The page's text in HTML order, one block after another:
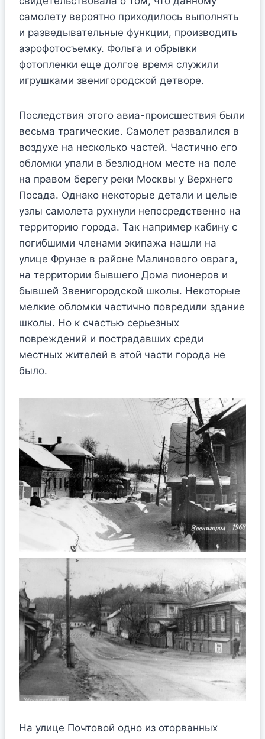
самолету вероятно приходилось выполнять
и разведывательные функции, производить
аэрофотосъемку. Фольга и обрывки
фотопленки еще долгое время служили
игрушками звенигородской детворе.
Последствия этого авиа-происшествия были
весьма трагические. Самолет развалился в
воздухе на несколько частей. Частично его
обломки упали в безлюдном месте на поле
на правом берегу реки Москвы у Верхнего
Посада. Однако некоторые детали и целые
узлы самолета рухнули непосредственно на
территорию города. Так например кабину с
погибшими членами экипажа нашли на
улице Фрунзе в районе Малинового оврага,
на территории бывшего Дома пионеров и
бывшей Звенигородской школы. Некоторые
мелкие обломки частично повредили здание
школы. Но к счастью серьезных
повреждений и пострадавших среди
местных жителей в этой части города не
было.
На улице Почтовой одно из оторванных